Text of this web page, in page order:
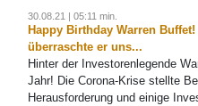
30.08.21 | 05:11 min.
Happy Birthday Warren
überraschte er uns...
Hinter der Investorenlegende
Jahr! Die Corona-Krise stellte
Herausforderung und einige